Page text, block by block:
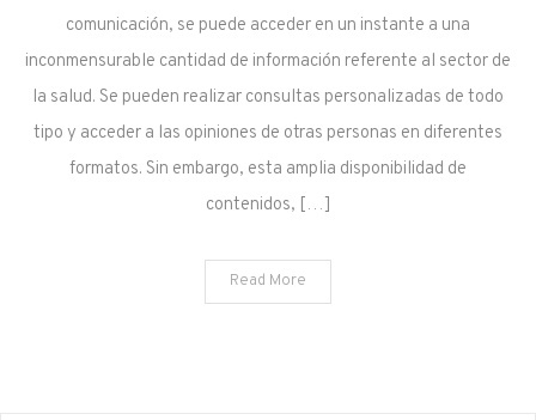
comunicación, se puede acceder en un instante a una
inconmensurable cantidad de información referente al sector de
la salud. Se pueden realizar consultas personalizadas de todo
tipo y acceder a las opiniones de otras personas en diferentes
formatos. Sin embargo, esta amplia disponibilidad de
contenidos, […]
Read More